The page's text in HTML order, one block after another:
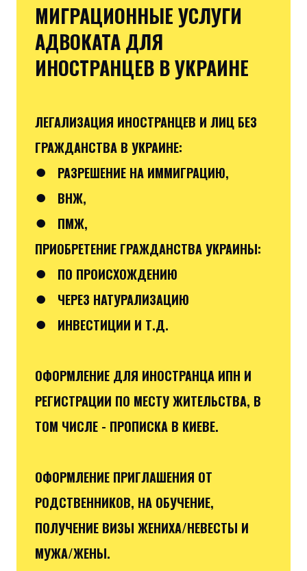
МИГРАЦИОННЫЕ УСЛУГИ
АДВОКАТА ДЛЯ
ИНОСТРАНЦЕВ В УКРАИНЕ
ЛЕГАЛИЗАЦИЯ ИНОСТРАНЦЕВ И ЛИЦ БЕЗ
ГРАЖДАНСТВА В УКРАИНЕ:
● РАЗРЕШЕНИЕ НА ИММИГРАЦИЮ,
● ВНЖ,
●
ПМЖ,
ПРИОБРЕТЕНИЕ ГРАЖДАНСТВА УКРАИНЫ:
● ПО ПРОИСХОЖДЕНИЮ
● ЧЕРЕЗ НАТУРАЛИЗАЦИЮ
● ИНВЕСТИЦИИ И Т.Д.
ОФОРМЛЕНИЕ ДЛЯ ИНОСТРАНЦА ИПН И
РЕГИСТРАЦИИ ПО МЕСТУ ЖИТЕЛЬСТВА, В
ТОМ ЧИСЛЕ - ПРОПИСКА В КИЕВЕ.
ОФОРМЛЕНИЕ ПРИГЛАШЕНИЯ ОТ
РОДСТВЕННИКОВ, НА ОБУЧЕНИЕ,
ПОЛУЧЕНИЕ ВИЗЫ ЖЕНИХА/НЕВЕСТЫ И
МУЖА/ЖЕНЫ.